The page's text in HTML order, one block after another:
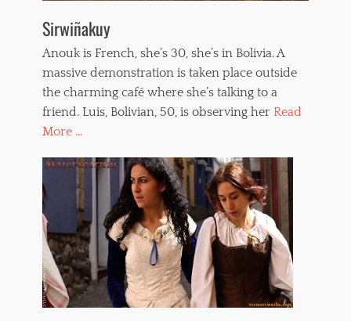
Sirwiñakuy
Anouk is French, she’s 30, she’s in Bolivia. A
massive demonstration is taken place outside
the charming café where she’s talking to a
friend. Luis, Bolivian, 50, is observing her Read
More ...